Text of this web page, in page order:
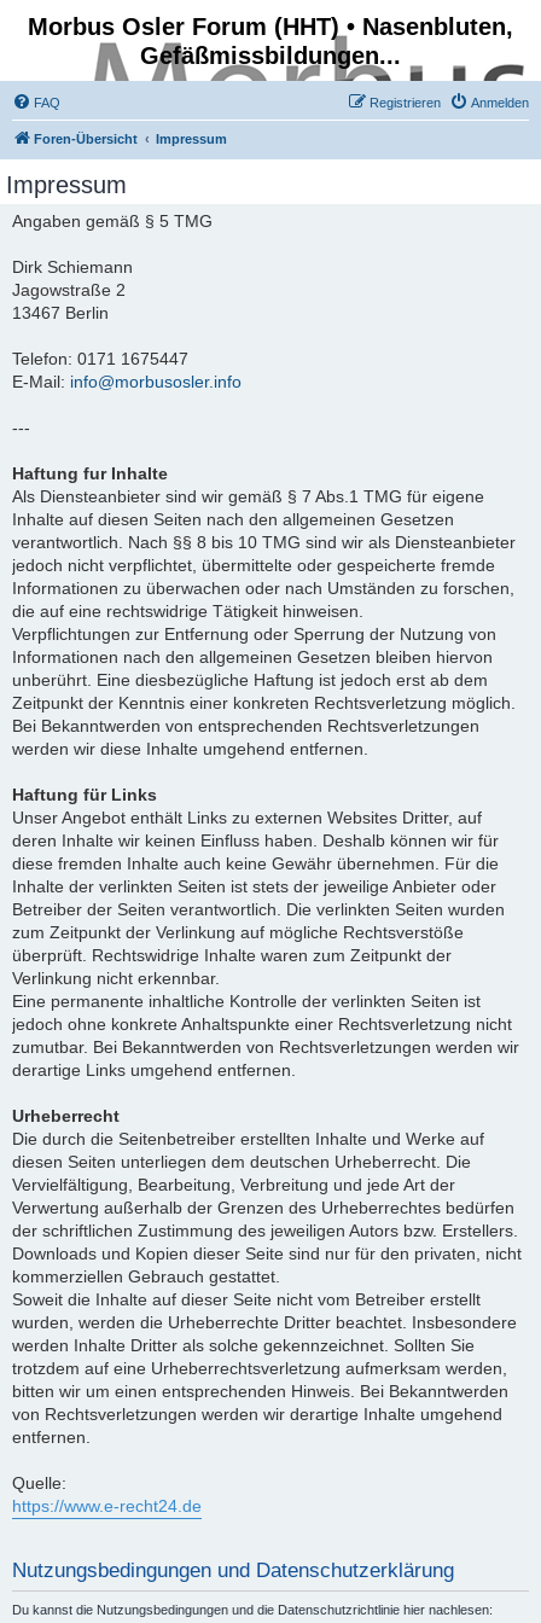
Morbus Osler Forum (HHT) • Nasenbluten,
Gefäßmissbildungen...
FAQ Anmelden
Registrieren
Foren-Übersicht Impressum
Impressum
Angaben gemäß § 5 TMG
Dirk Schiemann
Jagowstraße 2
13467 Berlin
Telefon: 0171 1675447
E-Mail: info@morbusosler.info
---
Haftung fur Inhalte
Als Diensteanbieter sind wir gemäß § 7 Abs.1 TMG für eigene
Inhalte auf diesen Seiten nach den allgemeinen Gesetzen
verantwortlich. Nach §§ 8 bis 10 TMG sind wir als Diensteanbieter
jedoch nicht verpflichtet, übermittelte oder gespeicherte fremde
Informationen zu überwachen oder nach Umständen zu forschen,
die auf eine rechtswidrige Tätigkeit hinweisen.
Verpflichtungen zur Entfernung oder Sperrung der Nutzung von
Informationen nach den allgemeinen Gesetzen bleiben hiervon
unberührt. Eine diesbezügliche Haftung ist jedoch erst ab dem
Zeitpunkt der Kenntnis einer konkreten Rechtsverletzung möglich.
Bei Bekanntwerden von entsprechenden Rechtsverletzungen
werden wir diese Inhalte umgehend entfernen.
Haftung für Links
Unser Angebot enthält Links zu externen Websites Dritter, auf
deren Inhalte wir keinen Einfluss haben. Deshalb können wir für
diese fremden Inhalte auch keine Gewähr übernehmen. Für die
Inhalte der verlinkten Seiten ist stets der jeweilige Anbieter oder
Betreiber der Seiten verantwortlich. Die verlinkten Seiten wurden
zum Zeitpunkt der Verlinkung auf mögliche Rechtsverstöße
überprüft. Rechtswidrige Inhalte waren zum Zeitpunkt der
Verlinkung nicht erkennbar.
Eine permanente inhaltliche Kontrolle der verlinkten Seiten ist
jedoch ohne konkrete Anhaltspunkte einer Rechtsverletzung nicht
zumutbar. Bei Bekanntwerden von Rechtsverletzungen werden wir
derartige Links umgehend entfernen.
Urheberrecht
Die durch die Seitenbetreiber erstellten Inhalte und Werke auf
diesen Seiten unterliegen dem deutschen Urheberrecht. Die
Vervielfältigung, Bearbeitung, Verbreitung und jede Art der
Verwertung außerhalb der Grenzen des Urheberrechtes bedürfen
der schriftlichen Zustimmung des jeweiligen Autors bzw. Erstellers.
Downloads und Kopien dieser Seite sind nur für den privaten, nicht
kommerziellen Gebrauch gestattet.
Soweit die Inhalte auf dieser Seite nicht vom Betreiber erstellt
wurden, werden die Urheberrechte Dritter beachtet. Insbesondere
werden Inhalte Dritter als solche gekennzeichnet. Sollten Sie
trotzdem auf eine Urheberrechtsverletzung aufmerksam werden,
bitten wir um einen entsprechenden Hinweis. Bei Bekanntwerden
von Rechtsverletzungen werden wir derartige Inhalte umgehend
entfernen.
Quelle:
https://www.e-recht24.de
Nutzungsbedingungen und Datenschutzerklärung
Du kannst die Nutzungsbedingungen und die Datenschutzrichtlinie hier nachlesen: